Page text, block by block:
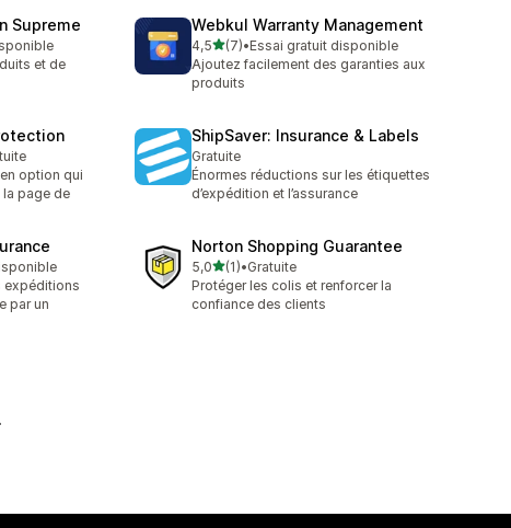
Supreme
et de
Webkul Warranty Management
4,5étoile(s) sur 5
(7)
7 avis au total
•Essai gratuit disponible
Ajoutez facilement des garanties aux
produits
option qui
la page de
ShipSaver: Insurance & Labels
Gratuite
Énormes réductions sur les étiquettes
d’expédition et l’assurance
expéditions
par un
Norton Shopping Guarantee
5,0étoile(s) sur 5
(1)
1 avis au total
•Gratuite
Protéger les colis et renforcer la
confiance des clients